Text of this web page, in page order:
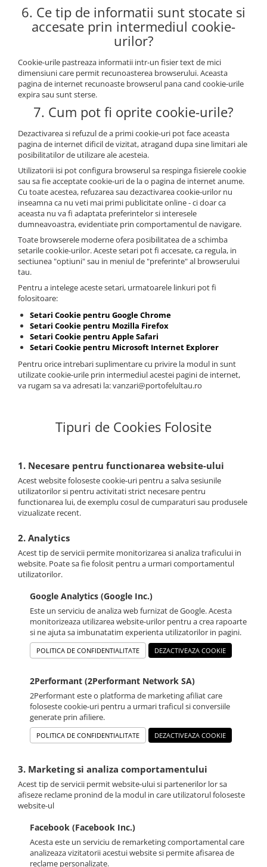
6. Ce tip de informatii sunt stocate si
accesate prin intermediul cookie-
urilor?
Cookie-urile pastreaza informatii intr-un fisier text de mici
dimensiuni care permit recunoasterea browserului. Aceasta
pagina de internet recunoaste browserul pana cand cookie-urile
expira sau sunt sterse.
7. Cum pot fi oprite cookie-urile?
Dezactivarea si refuzul de a primi cookie-uri pot face aceasta
pagina de internet dificil de vizitat, atragand dupa sine limitari ale
posibilitatilor de utilizare ale acesteia.
Utilizatorii isi pot configura browserul sa respinga fisierele cookie
sau sa fie acceptate cookie-uri de la o pagina de internet anume.
Cu toate acestea, refuzarea sau dezactivarea cookie-urilor nu
inseamna ca nu veti mai primi publicitate online - ci doar ca
aceasta nu va fi adaptata preferintelor si interesele
dumneavoastra, evidentiate prin comportamentul de navigare.
Toate browserele moderne ofera posibilitatea de a schimba
setarile cookie-urilor. Aceste setari pot fi accesate, ca regula, in
sectiunea "optiuni" sau in meniul de "preferinte" al browserului
tau.
Pentru a intelege aceste setari, urmatoarele linkuri pot fi
folositoare:
Setari Cookie pentru Google Chrome
Setari Cookie pentru Mozilla Firefox
Setari Cookie pentru Apple Safari
Setari Cookie pentru Microsoft Internet Explorer
Pentru orice intrebari suplimentare cu privire la modul in sunt
utilizate cookie-urile prin intermediul acestei pagini de internet,
va rugam sa va adresati la: vanzari@portofelultau.ro
Tipuri de Cookies Folosite
1. Necesare pentru functionarea website-ului
Acest website foloseste cookie-uri pentru a salva sesiunile
utilizatorilor si pentru activitati strict necesare pentru
functionarea lui, de exemplu cosul de cumparaturi sau produsele
vizualizate recent.
2. Analytics
Acest tip de servicii permite monitorizarea si analiza traficului in
website. Poate sa fie folosit pentru a urmari comportamentul
utilizatorilor.
Google Analytics (Google Inc.)
Este un serviciu de analiza web furnizat de Google. Acesta
monitorizeaza utilizarea website-urilor pentru a crea rapoarte
si ne ajuta sa imbunatatim experienta utilizatorilor in pagini.
POLITICA DE CONFIDENTIALITATE DEZACTIVEAZA COOKIE
2Performant (2Performant Network SA)
2Performant este o platforma de marketing afiliat care
foloseste cookie-uri pentru a urmari traficul si conversiile
generate prin afiliere.
POLITICA DE CONFIDENTIALITATE DEZACTIVEAZA COOKIE
3. Marketing si analiza comportamentului
Acest tip de servicii permit website-ului si partenerilor lor sa
afiseze reclame pronind de la modul in care utilizatorul foloseste
website-ul
Facebook (Facebook Inc.)
Acesta este un serviciu de remarketing comportamental care
analizeaza vizitatorii acestui website si permite afisarea de
reclame personalizate.